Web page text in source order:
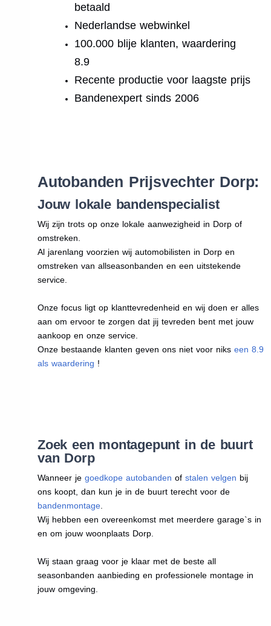
betaald
Nederlandse webwinkel
100.000 blije klanten, waardering
8.9
Recente productie voor laagste prijs
Bandenexpert sinds 2006
Autobanden Prijsvechter Dorp:
Jouw lokale bandenspecialist
Wij zijn trots op onze lokale aanwezigheid in Dorp of
omstreken.
Al jarenlang voorzien wij automobilisten in Dorp en
omstreken van allseasonbanden en een uitstekende
service.
Onze focus ligt op klanttevredenheid en wij doen er alles
aan om ervoor te zorgen dat jij tevreden bent met jouw
aankoop en onze service.
Onze bestaande klanten geven ons niet voor niks een 8.9
als waardering !
Zoek een montagepunt in de buurt
van Dorp
Wanneer je goedkope autobanden of stalen velgen bij
ons koopt, dan kun je in de buurt terecht voor de
bandenmontage.
Wij hebben een overeenkomst met meerdere garage`s in
en om jouw woonplaats Dorp.
Wij staan graag voor je klaar met de beste all
seasonbanden aanbieding en professionele montage in
jouw omgeving.